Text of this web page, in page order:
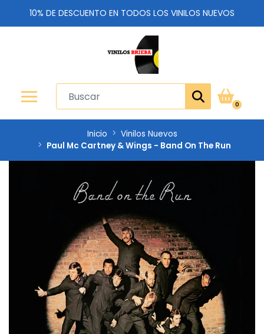
10% DE DESCUENTO EN TODOS LOS VINILOS NUEVOS
0
Inicio
Vinilos Nuevos
Paul Mc Cartney & Wings - Band On The Run